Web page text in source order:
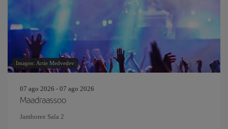
Imagen: Artie Medvedev
07 ago 2026 - 07 ago 2026
Maadraassoo
Jamboree Sala 2